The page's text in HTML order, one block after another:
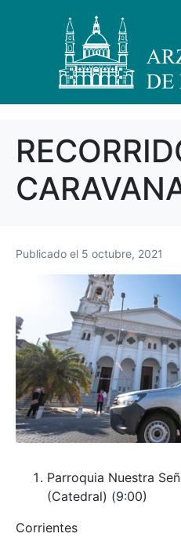
Publicado el 5 octubre, 2021
Parroquia Nuestra
(Catedral) (9:00)
Corrientes